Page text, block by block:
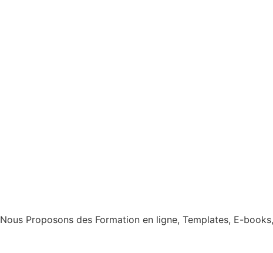
Nous Proposons des Formation en ligne, Templates, E-